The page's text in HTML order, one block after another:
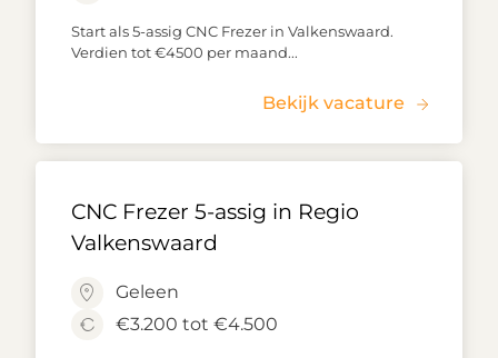
Start als 5-assig CNC Frezer in Valkenswaard.
Verdien tot €4500 per maand...
Bekijk vacature
CNC Frezer 5-assig in Regio
Valkenswaard
Geleen
€3.200 tot €4.500